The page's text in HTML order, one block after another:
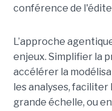
conférence de
L’approche
enjeux. Simplifier la
accélérer la
les analyses,
grande échelle, ou